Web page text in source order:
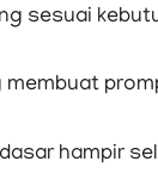
sesuai
hampir